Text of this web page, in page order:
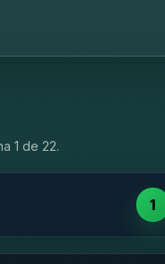
1 de 22.
1